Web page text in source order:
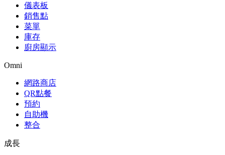
儀表板
銷售點
菜單
庫存
廚房顯示
Omni
網路商店
QR點餐
預約
自助機
整合
成長